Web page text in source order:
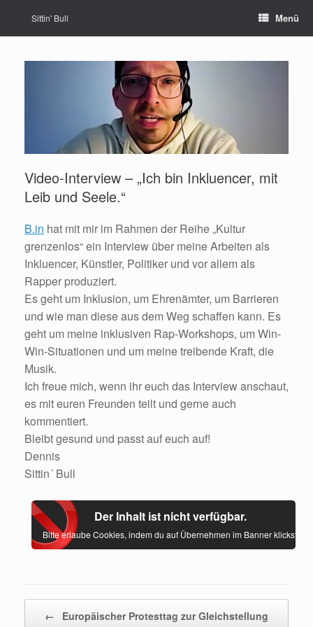
Sittin' Bull Menü
Video-Interview – „Ich bin Inkluencer, mit
Leib und Seele.“
B.in hat mit mir im Rahmen der Reihe „Kultur
grenzenlos“ ein Interview über meine Arbeiten als
Inkluencer, Künstler, Politiker und vor allem als
Rapper produziert.
Es geht um Inklusion, um Ehrenämter, um Barrieren
und wie man diese aus dem Weg schaffen kann. Es
geht um meine inklusiven Rap-Workshops, um Win-
Win-Situationen und um meine treibende Kraft, die
Musik.
Ich freue mich, wenn ihr euch das Interview anschaut,
es mit euren Freunden teilt und gerne auch
kommentiert.
Bleibt gesund und passt auf euch auf!
Dennis
Sittin´ Bull
Der Inhalt ist nicht verfügbar.
Bitte erlaube Cookies, indem du auf Übernehmen im Banner klickst.
←
Europäischer Protesttag zur Gleichstellung